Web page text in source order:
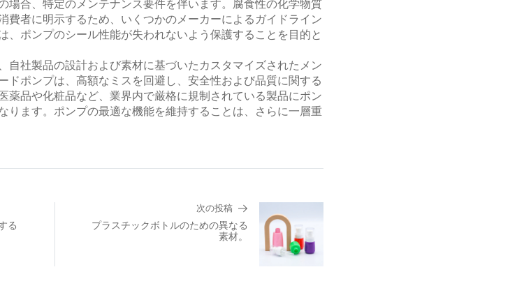
場合、特定のメンテナンス要件を伴います。腐食性の化学物質
費者に明示するため、いくつかのメーカーによるガイドライン
、ポンプのシール性能が失われないよう保護することを目的と
自社製品の設計および素材に基づいたカスタマイズされたメン
ドポンプは、高額なミスを回避し、安全性および品質に関する
薬品や化粧品など、業界内で厳格に規制されている製品にポン
ります。ポンプの最適な機能を維持することは、さらに一層重
る
次の投稿
プラスチックボトルのための異なる
素材。